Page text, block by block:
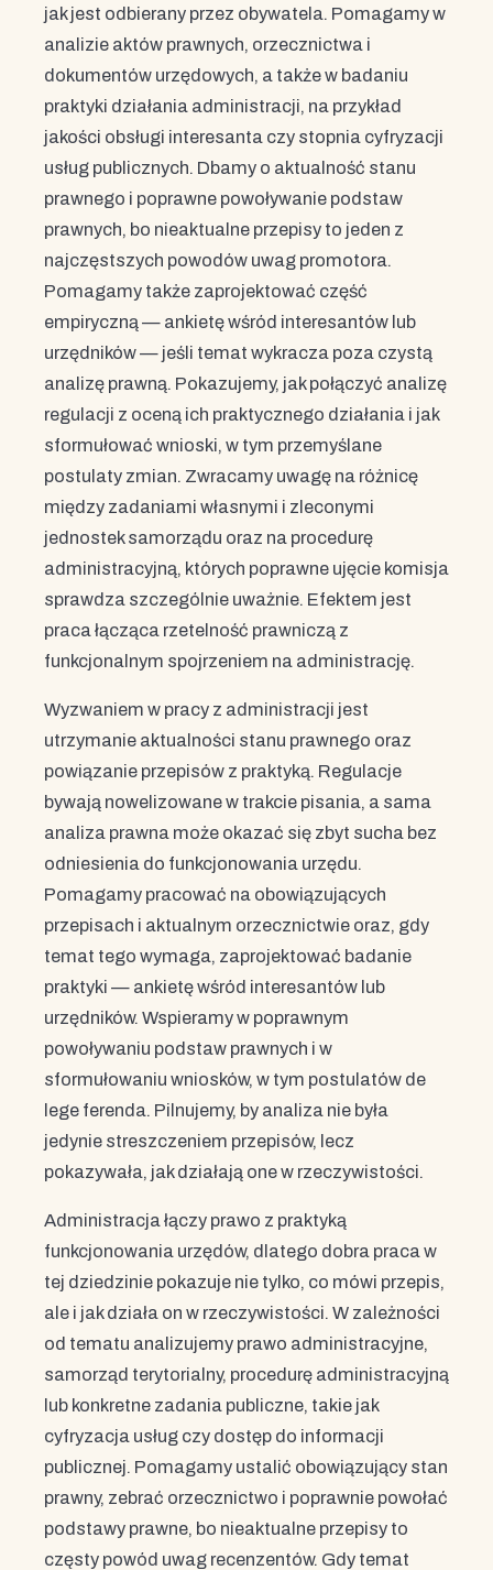
jak jest odbierany przez obywatela. Pomagamy w
analizie aktów prawnych, orzecznictwa i
dokumentów urzędowych, a także w badaniu
praktyki działania administracji, na przykład
jakości obsługi interesanta czy stopnia cyfryzacji
usług publicznych. Dbamy o aktualność stanu
prawnego i poprawne powoływanie podstaw
prawnych, bo nieaktualne przepisy to jeden z
najczęstszych powodów uwag promotora.
Pomagamy także zaprojektować część
empiryczną — ankietę wśród interesantów lub
urzędników — jeśli temat wykracza poza czystą
analizę prawną. Pokazujemy, jak połączyć analizę
regulacji z oceną ich praktycznego działania i jak
sformułować wnioski, w tym przemyślane
postulaty zmian. Zwracamy uwagę na różnicę
między zadaniami własnymi i zleconymi
jednostek samorządu oraz na procedurę
administracyjną, których poprawne ujęcie komisja
sprawdza szczególnie uważnie. Efektem jest
praca łącząca rzetelność prawniczą z
funkcjonalnym spojrzeniem na administrację.
Wyzwaniem w pracy z administracji jest
utrzymanie aktualności stanu prawnego oraz
powiązanie przepisów z praktyką. Regulacje
bywają nowelizowane w trakcie pisania, a sama
analiza prawna może okazać się zbyt sucha bez
odniesienia do funkcjonowania urzędu.
Pomagamy pracować na obowiązujących
przepisach i aktualnym orzecznictwie oraz, gdy
temat tego wymaga, zaprojektować badanie
praktyki — ankietę wśród interesantów lub
urzędników. Wspieramy w poprawnym
powoływaniu podstaw prawnych i w
sformułowaniu wniosków, w tym postulatów de
lege ferenda. Pilnujemy, by analiza nie była
jedynie streszczeniem przepisów, lecz
pokazywała, jak działają one w rzeczywistości.
Administracja łączy prawo z praktyką
funkcjonowania urzędów, dlatego dobra praca w
tej dziedzinie pokazuje nie tylko, co mówi przepis,
ale i jak działa on w rzeczywistości. W zależności
od tematu analizujemy prawo administracyjne,
samorząd terytorialny, procedurę administracyjną
lub konkretne zadania publiczne, takie jak
cyfryzacja usług czy dostęp do informacji
publicznej. Pomagamy ustalić obowiązujący stan
prawny, zebrać orzecznictwo i poprawnie powołać
podstawy prawne, bo nieaktualne przepisy to
częsty powód uwag recenzentów. Gdy temat